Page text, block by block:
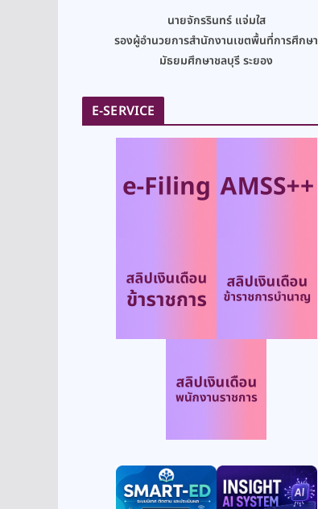
นายจักรรินทร์ แจ่มใส
รองผู้อำนวยการสำนักงานเขตพื้นที่การศึกษา
มัธยมศึกษาชลบุรี ระยอง
E-SERVICE